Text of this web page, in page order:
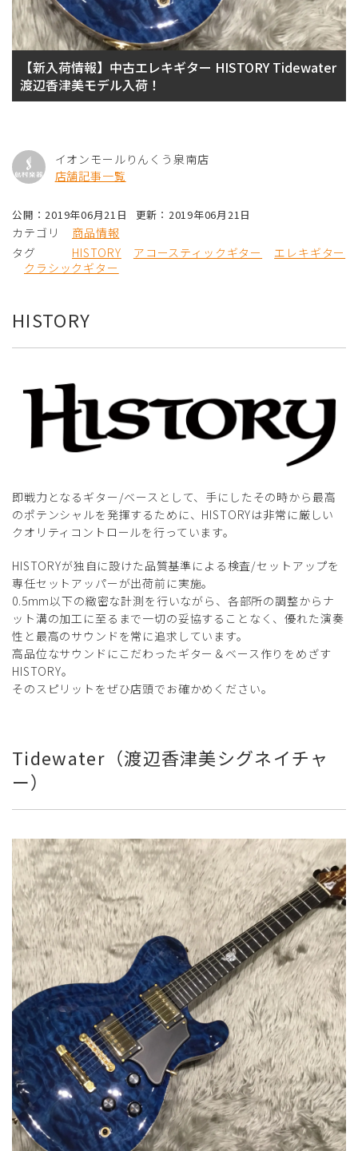
【新入荷情報】中古エレキギター HISTORY Tidewater
渡辺香津美モデル入荷！
イオンモールりんくう泉南店
店舗記事一覧
公開：2019年06月21日 更新：2019年06月21日
カテゴリ
商品情報
タグ
HISTORY アコースティックギター
エレキギター
クラシックギター
HISTORY
即戦力となるギター/ベースとして、手にしたその時から最高
のポテンシャルを発揮するために、HISTORYは非常に厳しい
クオリティコントロールを行っています。
HISTORYが独自に設けた品質基準による検査/セットアップを
専任セットアッパーが出荷前に実施。
0.5mm以下の緻密な計測を行いながら、各部所の調整からナ
ット溝の加工に至るまで一切の妥協することなく、優れた演奏
性と最高のサウンドを常に追求しています。
高品位なサウンドにこだわったギター＆ベース作りをめざす
HISTORY。
そのスピリットをぜひ店頭でお確かめください。
Tidewater（渡辺香津美シグネイチャ
ー）